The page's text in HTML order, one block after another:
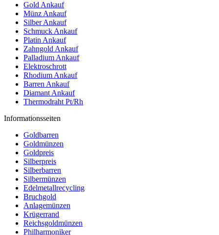
Gold Ankauf
Münz Ankauf
Silber Ankauf
Schmuck Ankauf
Platin Ankauf
Zahngold Ankauf
Palladium Ankauf
Elektroschrott
Rhodium Ankauf
Barren Ankauf
Diamant Ankauf
Thermodraht Pt/Rh
Informationsseiten
Goldbarren
Goldmünzen
Goldpreis
Silberpreis
Silberbarren
Silbermünzen
Edelmetallrecycling
Bruchgold
Anlagemünzen
Krügerrand
Reichsgoldmünzen
Philharmoniker